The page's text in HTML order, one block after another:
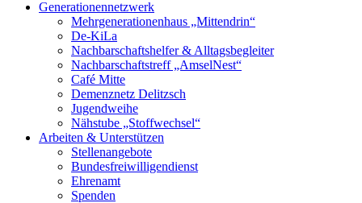
Generationennetzwerk
Mehrgenerationenhaus „Mittendrin“
De-KiLa
Nachbarschaftshelfer & Alltagsbegleiter
Nachbarschaftstreff „AmselNest“
Café Mitte
Demenznetz Delitzsch
Jugendweihe
Nähstube „Stoffwechsel“
Arbeiten & Unterstützen
Stellenangebote
Bundesfreiwilligendienst
Ehrenamt
Spenden